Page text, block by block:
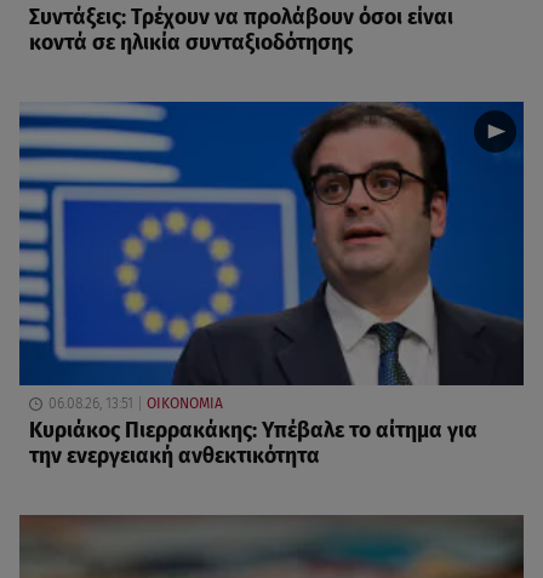
Συντάξεις: Τρέχουν να προλάβουν όσοι είναι
κοντά σε ηλικία συνταξιοδότησης
06.08.26, 13:51 ΟΙΚΟΝΟΜΙΑ
Κυριάκος Πιερρακάκης: Υπέβαλε το αίτημα για
την ενεργειακή ανθεκτικότητα